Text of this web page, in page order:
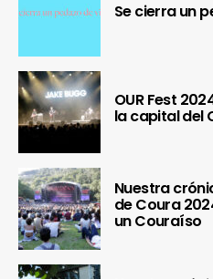
Se cierra un
OUR Fest
la capital del
Nuestra
de Coura
un Couraíso